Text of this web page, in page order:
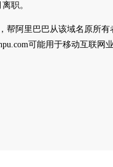
职。
帮阿里巴巴从该域名原所
可能用于移动互联网业